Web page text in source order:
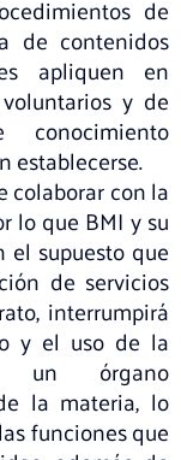
de
de contenidos
apliquen en
y de
establecerse.
colaborar con la
lo que BMI y su
el supuesto que
de servicios
interrumpirá
y el uso de la
un órgano
la materia, lo
funciones que